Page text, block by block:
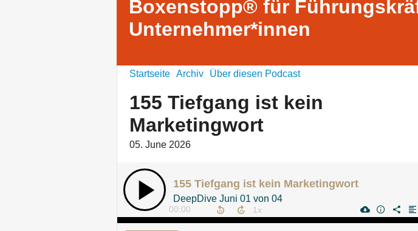
Boxenstopp® für
Unternehmer*innen
Startseite Archiv Über diesen Podcast
155 Tiefgang ist kein
Marketingwort
05. June 2026
155 Tiefgang ist kein Marketingwort
DeepDive Juni 01 von 04
00:00